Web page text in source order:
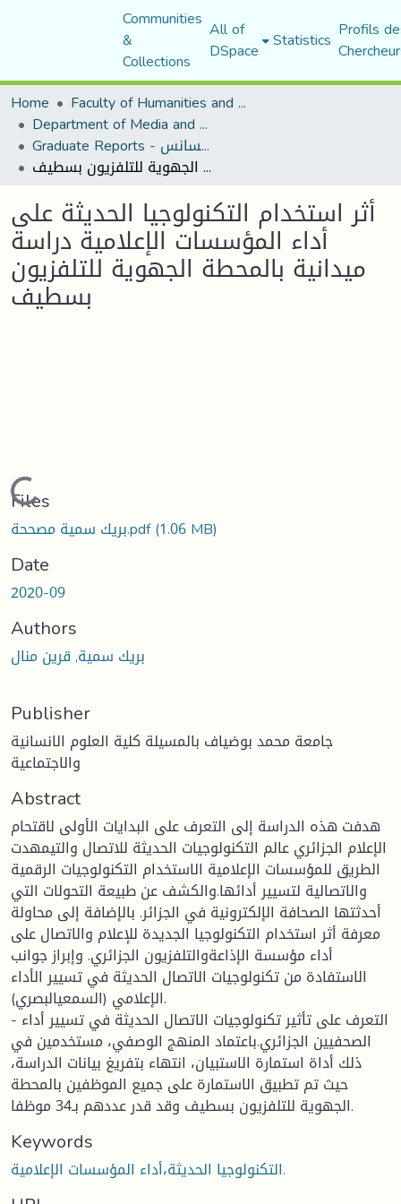
Communities
&
Collections
All of
DSpace Statistics Profils
Home
Faculty of Humanities and Social Sciences
Department of Media and Communication Studies
Graduate Reports - تقارير الليسانس
أثر استخدام التكنولوجيا الحديثة على أداء المؤسسات الإعلامية دراسة ميدانية بالمحطة الجهوية للتلفزيون بسطيف
أثر استخدام التكنولوجيا الحديثة على
أداء المؤسسات الإعلامية دراسة
ميدانية بالمحطة الجهوية للتلفزيون
بسطيف
Loading...
Files
بريك سمية مصححة.pdf(1.06 MB)
Date
2020-09
Authors
بريك سمية, قرين منال
Publisher
جامعة محمد بوضياف بالمسيلة كلية العلوم الانسانية
والاجتماعية
Abstract
هدفت هذه الدراسة إلى التعرف على البدايات الأولى لاقتحام
الإعلام الجزائري عالم التكنولوجيات الحديثة للاتصال والتيمهدت
الطريق للمؤسسات الإعلامية الاستخدام التكنولوجيات الرقمية
والاتصالية لتسيير أدائها.والكشف عن طبيعة التحولات التي
أحدثتها الصحافة الإلكترونية في الجزائر. بالإضافة إلى محاولة
معرفة أثر استخدام التكنولوجيا الجديدة للإعلام والاتصال على
أداء مؤسسة الإذاعةوالتلفزيون الجزائري. وإبراز جوانب
الاستفادة من تكنولوجيات الاتصال الحديثة في تسيير الأداء
الإعلامي (السمعيالبصري).
- التعرف على تأثير تكنولوجيات الاتصال الحديثة في تسيير أداء
الصحفيين الجزائري.باعتماد المنهج الوصفي، مستخدمين في
ذلك أداة استمارة الاستبيان، انتهاء بتفريغ بيانات الدراسة،
حيث تم تطبيق الاستمارة على جميع الموظفين بالمحطة
الجهوية للتلفزيون بسطيف وقد قدر عددهم بـ34 موظفا.
Keywords
التكنولوجيا الحديثة،أداء المؤسسات الإعلامية.